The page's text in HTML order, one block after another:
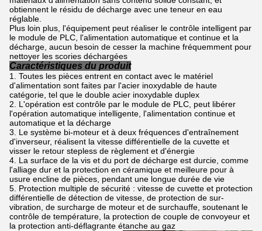
obtiennent le résidu de décharge avec une teneur en eau
réglable.
Plus loin plus, l'équipement peut réaliser le contrôle intelligent par
le module de PLC, l'alimentation automatique et continue et la
décharge, aucun besoin de cesser la machine fréquemment pour
nettoyer les scories déchargées
Caractéristiques du produit
Toutes les pièces entrent en contact avec le matériel
d'alimentation sont faites par l'acier inoxydable de haute
catégorie, tel que le double acier inoxydable duplex
L'opération est contrôle par le module de PLC, peut libérer
l'opération automatique intelligente, l'alimentation continue et
automatique et la décharge
Le système bi-moteur et à deux fréquences d'entraînement
d'inverseur, réalisent la vitesse différentielle de la cuvette et
visser le retour stepless de règlement et d'énergie
La surface de la vis et du port de décharge est durcie, comme
l'alliage dur et la protection en céramique et meilleure pour à
usure encline de pièces, pendant une longue durée de vie
Protection multiple de sécurité : vitesse de cuvette et protection
différentielle de détection de vitesse, de protection de sur-
vibration, de surcharge de moteur et de surchauffe, soutenant le
contrôle de température, la protection de couple de convoyeur et
la protection anti-déflagrante étanche au gaz